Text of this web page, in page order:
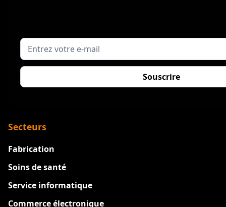
Secteurs
Fabrication
Soins de santé
Service informatique
Commerce électronique